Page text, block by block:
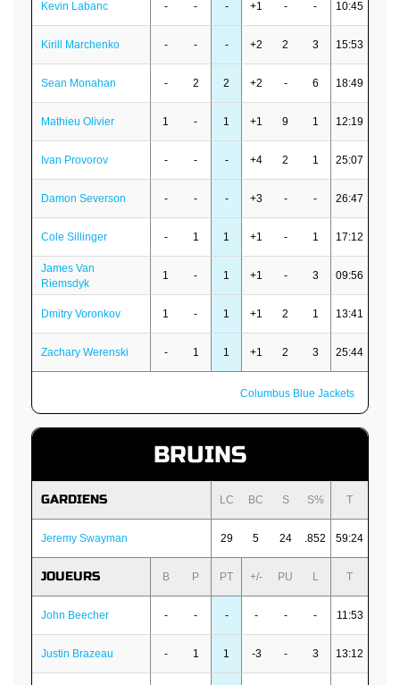
Kevin Labanc - - - +1 - - 10:45
Kirill Marchenko - - - +2 2 3 15:53
Sean Monahan - 2 2 +2 - 6 18:49
Mathieu Olivier 1 - 1 +1 9 1 12:19
Ivan Provorov - - - +4 2 1 25:07
Damon Severson - - - +3 - - 26:47
Cole Sillinger - 1 1 +1 - 1 17:12
James Van
Riemsdyk
1 - 1 +1 - 3 09:56
Dmitry Voronkov 1 - 1 +1 2 1 13:41
Zachary Werenski - 1 1 +1 2 3 25:44
Columbus Blue Jackets
BRUINS
GARDIENS LC BC S S% T
Jeremy Swayman 29 5 24 .852 59:24
JOUEURS B P PT +/- PU L T
John Beecher - - - - - - 11:53
Justin Brazeau - 1 1 -3 - 3 13:12